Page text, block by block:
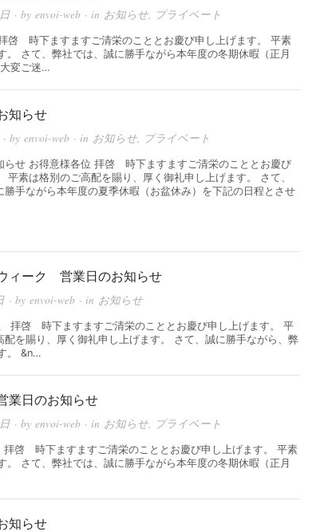
· by envoi-web · in お知らせ, プライベート
啓 時下ますますご清栄のこととお慶び申し上げます。 平素
さて、弊社では、誠に勝手ながら本年度の冬期休暇（正月
変ご迷…
知らせ
· by envoi-web · in お知らせ, プライベート
らせ お得意様各位 拝啓 時下ますますご清栄のこととお慶び
平素は格別のご高配を賜り、厚く御礼申し上げます。 さて、
勝手ながら本年度の夏季休暇（お盆休み）を下記の日程とさせ
ィーク 営業日のお知らせ
· by envoi-web · in お知らせ
拝啓 時下ますますご清栄のこととお慶び申し上げます。 平
配を賜り、厚く御礼申し上げます。 さて、誠に勝手ながら、弊
。 &n…
日のお知らせ
· by envoi-web · in お知らせ, プライベート
啓 時下ますますご清栄のこととお慶び申し上げます。 平素
さて、弊社では、誠に勝手ながら本年度の冬期休暇（正月
知らせ